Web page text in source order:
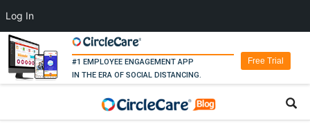
#1 EMPLOYEE ENGAGEMENT APP
IN THE ERA OF SOCIAL DISTANCING.
Free Trial
Log In